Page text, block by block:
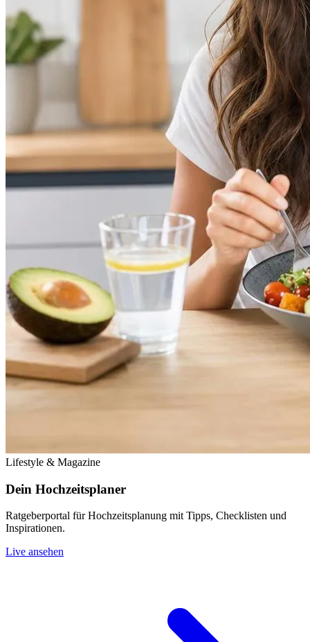
Lifestyle & Magazine
Dein Hochzeitsplaner
Ratgeberportal für Hochzeitsplanung mit Tipps, Checklisten und
Inspirationen.
Live ansehen